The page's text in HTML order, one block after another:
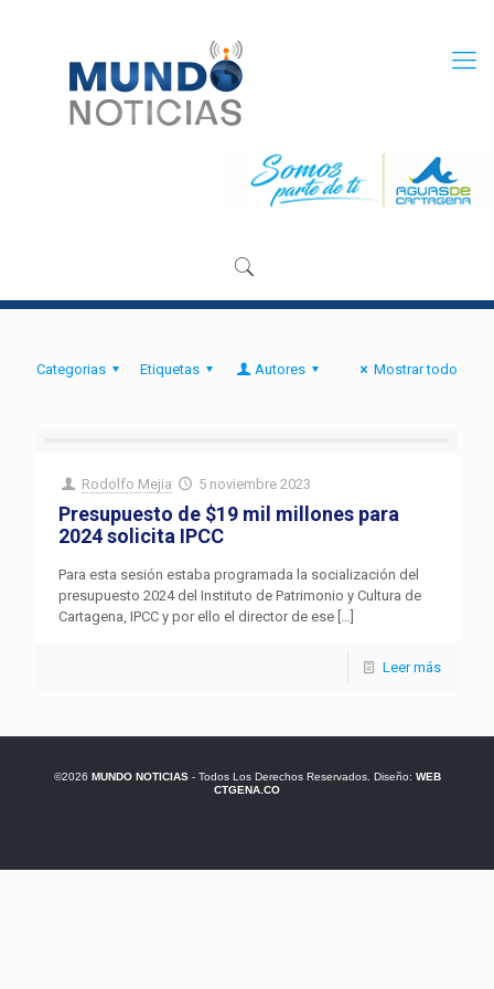
Categorias Etiquetas Autores Mostrar todo
Rodolfo Mejia 5 noviembre 2023
Presupuesto de $19 mil millones para
2024 solicita IPCC
Para esta sesión estaba programada la socialización del
presupuesto 2024 del Instituto de Patrimonio y Cultura de
Cartagena, IPCC y por ello el director de ese […]
Leer más
©2026 MUNDO NOTICIAS- Todos Los Derechos Reservados. Diseño: WEB
CTGENA.CO